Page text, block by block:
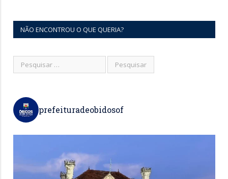
NÃO ENCONTROU O QUE QUERIA?
prefeituradeobidosof